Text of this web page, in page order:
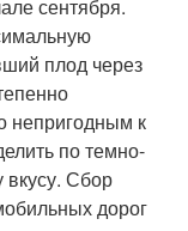
сентября.
плод через
непригодным к
по темно-
вкусу. Сбор
дорог